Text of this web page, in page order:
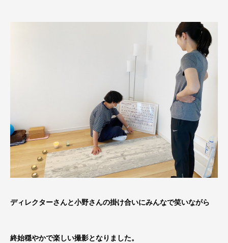
ディレクターさんと小野さんの掛け合いにみんなで笑いながら
終始穏やかで楽しい撮影となりました。